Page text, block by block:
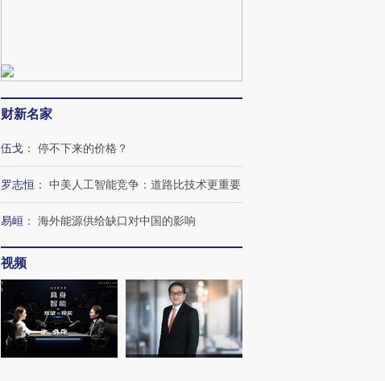
财新名家
伍戈 ： 停不下来的价格？
罗志恒 ： 中美人工智能竞争：道路比技术更重要
易峘 ： 海外能源供给缺口对中国的影响
视频